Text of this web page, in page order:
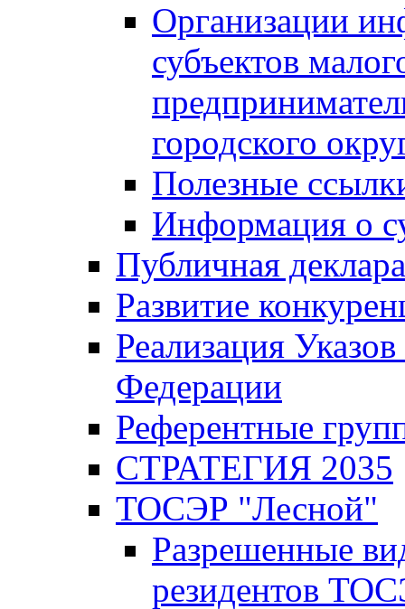
Организации
субъектов
городского
Полезные
Информация о
Публичная
Развитие
Реализация
Федерации
Референтные
СТРАТЕГИЯ 2035
ТОСЭР "Лесной"
Разрешенные
резидентов